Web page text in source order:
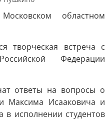
областном
творческая встреча с
Федерации
ответы на вопросы о
Максима Исааковича и
в исполнении студентов